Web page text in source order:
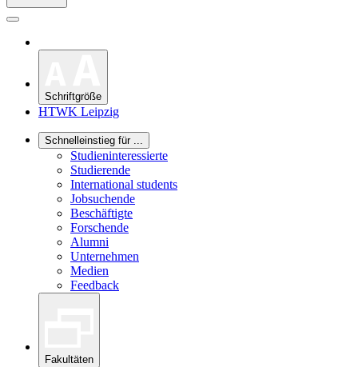
Schriftgröße
HTWK Leipzig
Schnelleinstieg für ...
Studieninteressierte
Studierende
International students
Jobsuchende
Beschäftigte
Forschende
Alumni
Unternehmen
Medien
Feedback
Fakultäten